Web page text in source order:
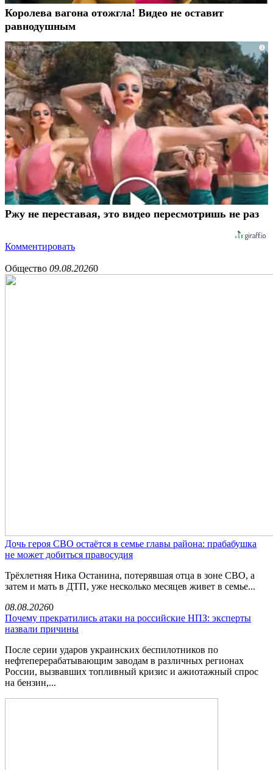
Королева вагона отожгла! Видео не оставит
равнодушным
i
Ржу не переставая, это видео пересмотришь не раз
Комментировать
Общество 09.08.20260
Дочь героя СВО остаётся в семье главы района: прабабушка
не может добиться правосудия
Трёхлетняя Ника Останина, потерявшая отца в зоне СВО, а
затем и мать в ДТП, уже несколько месяцев живет в семье...
08.08.20260
Почему прекратились атаки на российские НПЗ: эксперты
назвали причины
После серии ударов украинских беспилотников по
нефтеперерабатывающим заводам в различных регионах
России, вызвавших топливный кризис и ажиотажный спрос
на бензин,...